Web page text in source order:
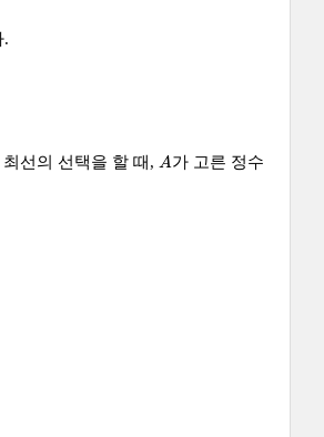
.
선의 선택을 할 때, A
A가 고른 정수